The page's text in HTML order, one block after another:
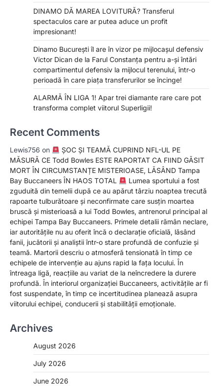
DINAMO DĂ MAREA LOVITURĂ? Transferul
spectaculos care ar putea aduce un profit
impresionant!
Dinamo București îl are în vizor pe mijlocașul defensiv
Victor Dican de la Farul Constanța pentru a-și întări
compartimentul defensiv la mijlocul terenului, într-o
perioadă în care piața transferurilor se încinge!
ALARMĂ ÎN LIGA 1! Apar trei diamante rare care pot
transforma complet viitorul Superligii!
Recent Comments
Lewis756 on
ȘOC ȘI TEAMĂ CUPRIND NFL-UL PE
MĂSURĂ CE Todd Bowles ESTE RAPORTAT CA FIIND GĂSIT
MORT ÎN CIRCUMSTANȚE MISTERIOASE, LĂSÂND Tampa
Bay Buccaneers ÎN HAOS TOTAL
Lumea sportului a fost
zguduită din temelii după ce au apărut târziu noaptea trecută
rapoarte tulburătoare și neconfirmate care susțin moartea
bruscă și misterioasă a lui Todd Bowles, antrenorul principal al
echipei Tampa Bay Buccaneers. Primele detalii rămân neclare,
iar autoritățile nu au oferit încă o declarație oficială, lăsând
fanii, jucătorii și analiștii într-o stare profundă de confuzie și
teamă. Martorii descriu o atmosferă tensionată în timp ce
echipele de intervenție au ajuns rapid la fața locului. În
întreaga ligă, reacțiile au variat de la neîncredere la durere
profundă. În interiorul organizației Buccaneers, activitățile ar fi
fost suspendate, în timp ce incertitudinea planează asupra
viitorului echipei, conducerii și stabilității emoționale.
Archives
August 2026
July 2026
June 2026